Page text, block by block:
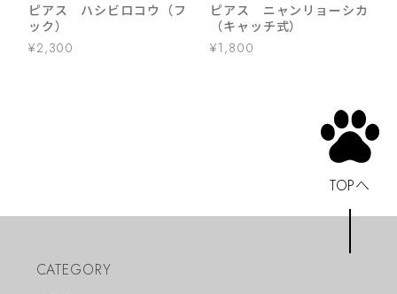
ピアス ハシビロコウ（フ
ック）
¥2,300
ピアス ニャンリョーシカ
（キャッチ式）
¥1,800
CATEGORY
TOPへ